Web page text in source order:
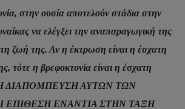
στην ουσία αποτελούν στάδια στην
να ελέγξει την αναπαραγωγική της
τη ζωή της. Αν η έκτρωση είναι η έσχατη
τότε η βρεφοκτονία είναι η έσχατη
Η ΔΙΑΠΟΜΠΕΥΣΗ ΑΥΤΩΝ ΤΩΝ
ΕΠΙΘΕΣΗ ΕΝΑΝΤΙΑ ΣΤΗΝ ΤΑΞΗ